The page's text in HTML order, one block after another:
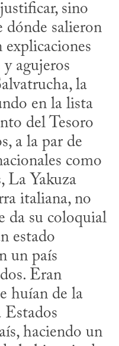
sino
dónde salieron
agujeros
la
en la lista
del Tesoro
a la par de
como
La Yakuza
italiana, no
da su coloquial
estado
un país
Eran
huían de la
Estados
haciendo un